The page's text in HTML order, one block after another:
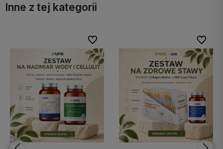
Inne z tej kategorii
Do ulubionych
Do ulubionych Do
Do